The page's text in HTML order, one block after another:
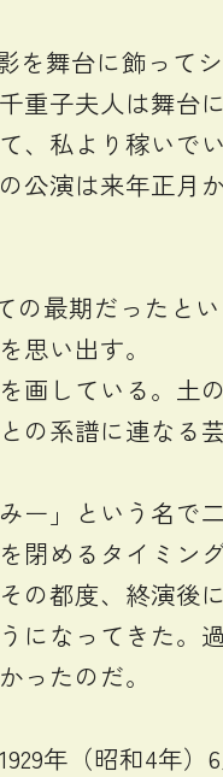
舞台に飾って
重子夫人は舞台
私より稼いで
公演は来年正月
最期だったと
思い出す。
画している。土
系譜に連なる
」という名で
閉めるタイミン
の都度、終演後
になってきた。
ったのだ。
年（昭和4年）6